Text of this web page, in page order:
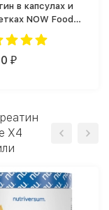
в капсулах и
NOW Foods
Creatine
₽
X4